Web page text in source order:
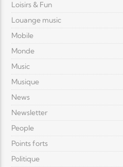
Loisirs & Fun
Louange music
Mobile
Monde
Music
Musique
News
Newsletter
People
Points forts
Politique